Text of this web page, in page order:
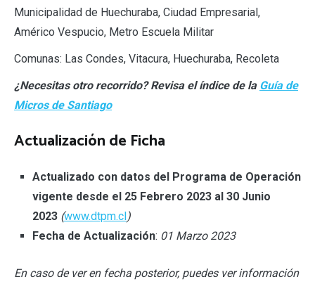
Municipalidad de Huechuraba, Ciudad Empresarial,
Américo Vespucio, Metro Escuela Militar
Comunas: Las Condes, Vitacura, Huechuraba, Recoleta
¿Necesitas otro recorrido? Revisa el índice de la Guía de
Micros de Santiago
Actualización de Ficha
Actualizado con datos del Programa de Operación
vigente desde el 25 Febrero 2023 al 30 Junio
2023(www.dtpm.cl)
Fecha de Actualización: 01 Marzo 2023
En caso de ver en fecha posterior, puedes ver información